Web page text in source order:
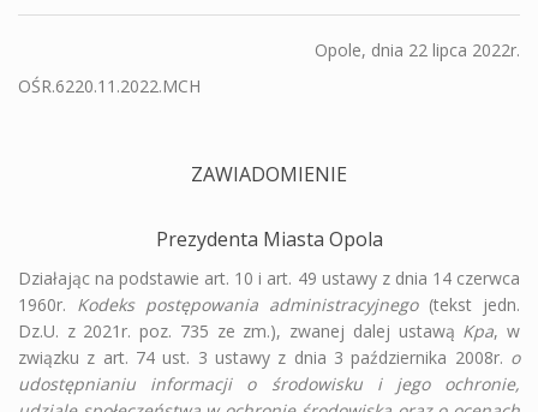
Opole, dnia 22 lipca 2022r.
OŚR.6220.11.2022.MCH
ZAWIADOMIENIE
Prezydenta Miasta Opola
Działając na podstawie art. 10 i art. 49 ustawy z dnia 14 czerwca
1960r. Kodeks postępowania administracyjnego(tekst jedn.
Dz.U. z 2021r. poz. 735 ze zm.), zwanej dalej ustawą Kpa, w
związku z art. 74 ust. 3 ustawy z dnia 3 października 2008r. o
udostępnianiu informacji o środowisku i jego ochronie,